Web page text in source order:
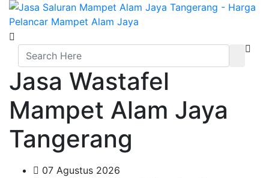
Jasa Wastafel
Mampet Alam Jaya
Tangerang
07 Agustus 2026